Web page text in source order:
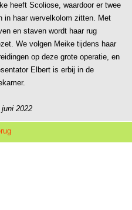
heeft Scoliose, waardoor er twee
in haar wervelkolom zitten. Met
en staven wordt haar rug
We volgen Meike tijdens haar
op deze grote operatie, en
Elbert is erbij in de
2022